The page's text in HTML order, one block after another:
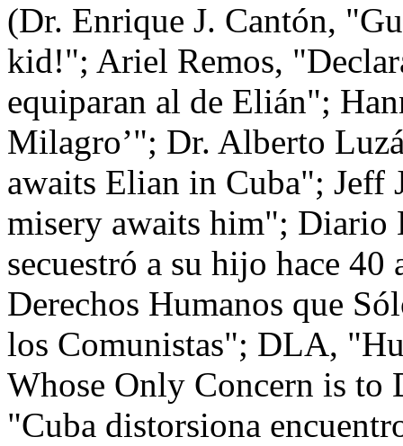
(Dr. Enrique J. Cantón,
kid!"; Ariel Remos,
equiparan al de Elián";
Milagro’"; Dr. Alberto
awaits Elian in Cuba"; Jeff
misery awaits him"; Diario
secuestró a su hijo hace
Derechos Humanos que
los Comunistas"; DLA,
Whose Only Concern is to
"Cuba distorsiona